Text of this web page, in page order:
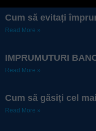
Cum să evitați
Read More »
IMPRUMUTURI
Read More »
Cum să găsiți cel
Read More »